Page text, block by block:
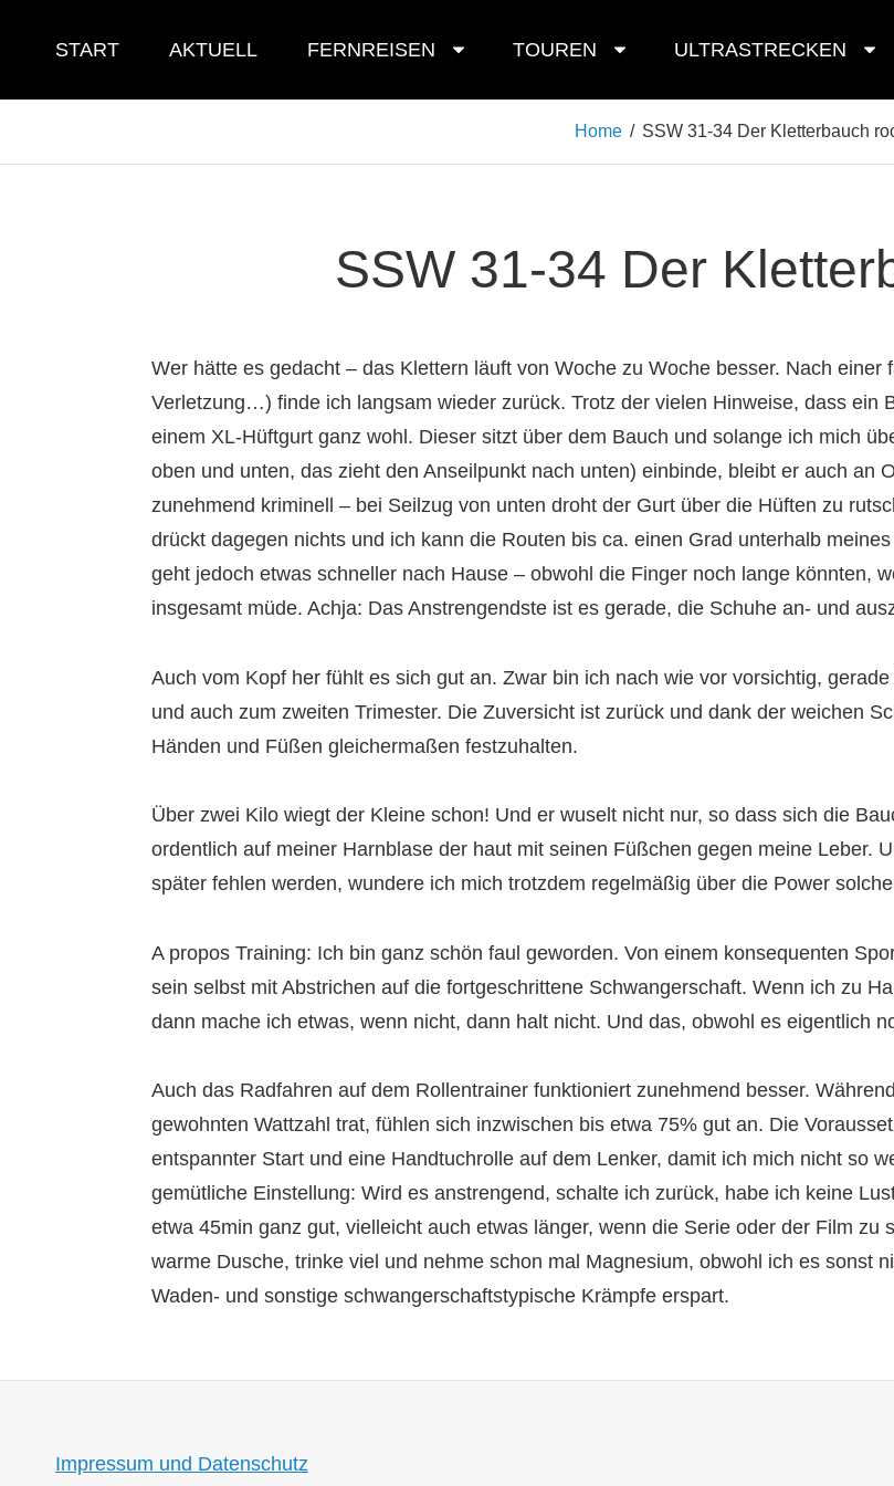
START AKTUELL FERNREISEN TOUREN ULTRASTRECKEN
Home / SSW 31-34 Der Kletterbauch
SSW 31-34 Der
Wer hätte es gedacht – das Klettern läuft von Woche zu Woche besser. Nach
Verletzung…) finde ich langsam wieder zurück. Trotz der vielen Hinweise, dass ein
einem XL-Hüftgurt ganz wohl. Dieser sitzt über dem Bauch und solange ich mich
oben und unten, das zieht den Anseilpunkt nach unten) einbinde, bleibt er auch an
zunehmend kriminell – bei Seilzug von unten droht der Gurt über die Hüften zu
drückt dagegen nichts und ich kann die Routen bis ca. einen Grad unterhalb
geht jedoch etwas schneller nach Hause – obwohl die Finger noch lange könnten,
insgesamt müde. Achja: Das Anstrengendste ist es gerade, die Schuhe an- und
Auch vom Kopf her fühlt es sich gut an. Zwar bin ich nach wie vor vorsichtig,
und auch zum zweiten Trimester. Die Zuversicht ist zurück und dank der weichen
Händen und Füßen gleichermaßen festzuhalten.
Über zwei Kilo wiegt der Kleine schon! Und er wuselt nicht nur, so dass sich die
ordentlich auf meiner Harnblase der haut mit seinen Füßchen gegen meine Leber.
später fehlen werden, wundere ich mich trotzdem regelmäßig über die Power
A propos Training: Ich bin ganz schön faul geworden. Von einem konsequenten
sein selbst mit Abstrichen auf die fortgeschrittene Schwangerschaft. Wenn ich zu
dann mache ich etwas, wenn nicht, dann halt nicht. Und das, obwohl es eigentlich
Auch das Radfahren auf dem Rollentrainer funktioniert zunehmend besser.
gewohnten Wattzahl trat, fühlen sich inzwischen bis etwa 75% gut an. Die
entspannter Start und eine Handtuchrolle auf dem Lenker, damit ich mich nicht so
gemütliche Einstellung: Wird es anstrengend, schalte ich zurück, habe ich keine
etwa 45min ganz gut, vielleicht auch etwas länger, wenn die Serie oder der Film
warme Dusche, trinke viel und nehme schon mal Magnesium, obwohl ich es sonst
Waden- und sonstige schwangerschaftstypische Krämpfe erspart.
Impressum und Datenschutz